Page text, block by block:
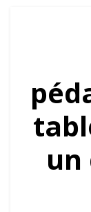
un